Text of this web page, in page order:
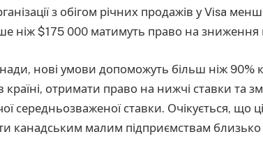
з обігом річних продажів у Visa
ніж $175 000 матимуть право на зниження
нові умови допоможуть більш ніж 90%
країні, отримати право на нижчі ставки та
середньозваженої ставки. Очікується, що ці
канадським малим підприємствам